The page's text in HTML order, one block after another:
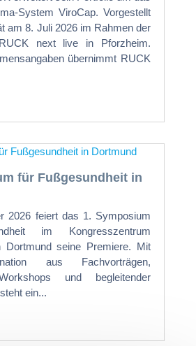
System ViroCap. Vorgestellt
am 8. Juli 2026 im Rahmen der
next live in Pforzheim.
übernimmt RUCK
für Fußgesundheit in
2026 feiert das 1. Symposium
im Kongresszentrum
Dortmund seine Premiere. Mit
aus Fachvorträgen,
und begleitender
ein...